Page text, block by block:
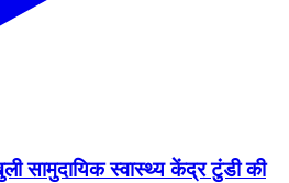
सामुदायिक स्वास्थ्य केंद्र टुंडी की